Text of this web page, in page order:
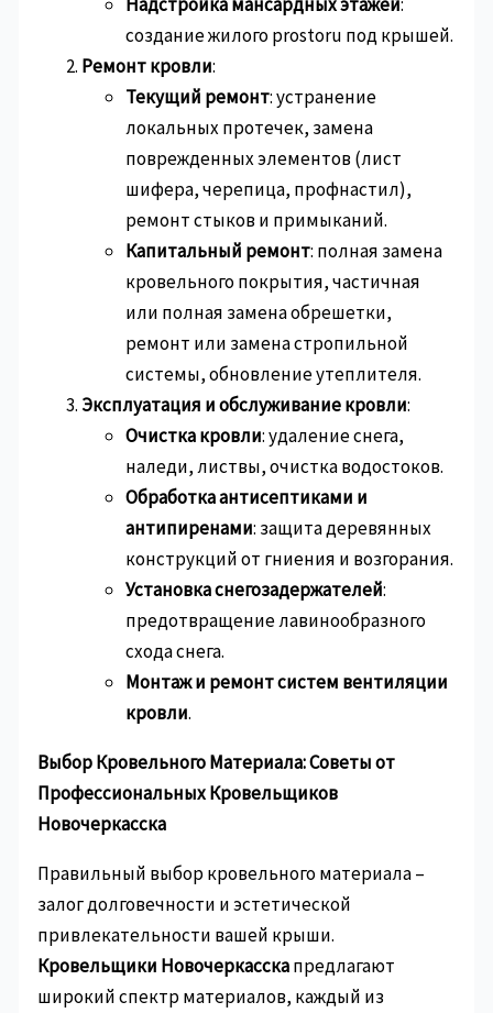
создание жилого prostoru под крышей.
Ремонт кровли:
Текущий ремонт: устранение
локальных протечек, замена
поврежденных элементов (лист
шифера, черепица, профнастил),
ремонт стыков и примыканий.
Капитальный ремонт: полная замена
кровельного покрытия, частичная
или полная замена обрешетки,
ремонт или замена стропильной
системы, обновление утеплителя.
Эксплуатация и обслуживание кровли:
Очистка кровли: удаление снега,
наледи, листвы, очистка водостоков.
Обработка антисептиками и
антипиренами: защита деревянных
конструкций от гниения и возгорания.
Установка снегозадержателей:
предотвращение лавинообразного
схода снега.
Монтаж и ремонт систем вентиляции
кровли.
Выбор Кровельного Материала: Советы от
Профессиональных Кровельщиков
Новочеркасска
Правильный выбор кровельного материала –
залог долговечности и эстетической
привлекательности вашей крыши.
Кровельщики Новочеркасскапредлагают
широкий спектр материалов, каждый из